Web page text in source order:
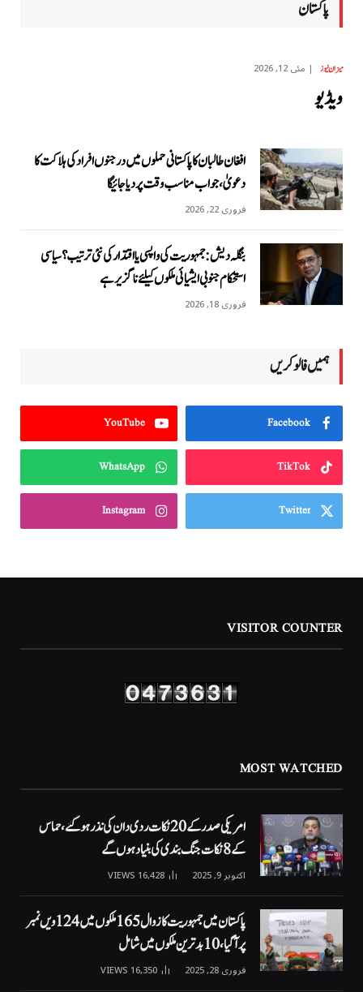
پاکستان
میزان نیوز مئی 12, 2026
ویڈیو
افغان طالبان کا پاکستانی حملوں میں درجنوں افراد کی ہلاکت کا
دعویٰ، جواب مناسب وقت پر دیا جائیگا
فروری 22, 2026
بنگلہ دیش: جمہوریت کی واپسی یا اقتدار کی نئی ترتیب؟ سیاسی
استحکام جنوبی ایشیائی ملکوں کیلئے ناگزیر ہے
فروری 18, 2026
ہمیں فالو کریں
Facebook
YouTube
TikTok
WhatsApp
Twitter
Instagram
VISITOR COUNTER
MOST WATCHED
امریکی صدر کے 20 نکات ردی دان کی نذر ہوگئے، حماس
کے 8 نکات جنگ بندی کی بنیاد ہوں گے
اکتوبر 9, 2025 16,428
VIEWS
پاکستان میں جمہوریت کا زوال 165 ملکوں میں 124ویں نمبر
پر آگیا، 10 بدترین ملکوں میں شامل
فروری 28, 2025 16,350
VIEWS